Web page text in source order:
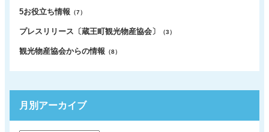
5お役立ち情報 （7）
プレスリリース〔蔵王町観光物産協会〕 （3）
観光物産協会からの情報 （8）
月別アーカイブ